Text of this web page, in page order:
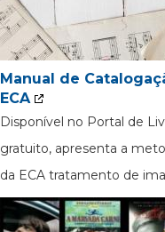
Manual de
ECA
Disponível no Portal de
gratuito, apresenta a
da ECA tratamento de